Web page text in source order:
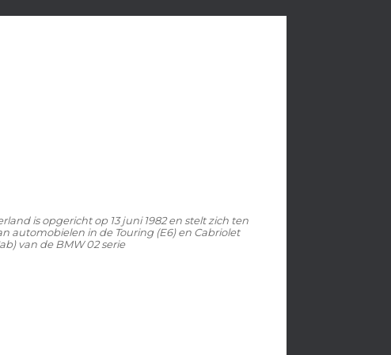
is opgericht op 13 juni 1982 en stelt zich ten
automobielen in de Touring (E6) en Cabriolet
van de BMW 02 serie